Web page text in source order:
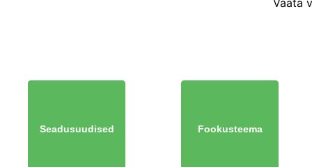
Vaata
Seadusuudised Fookusteema